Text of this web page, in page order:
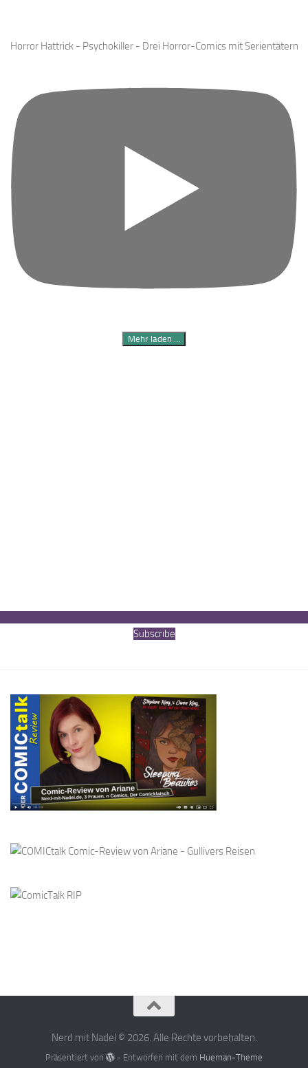
Horror Hattrick - Psychokiller - Drei Horror-Comics mit Serientätern
Mehr laden …
Subscribe
Nerd mit Nadel © 2026. Alle Rechte vorbehalten.
Präsentiert von - Entworfen mit dem Hueman-Theme